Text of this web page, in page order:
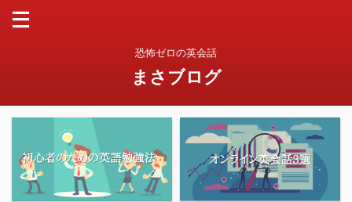
恐怖ゼロの英会話
まさブログ